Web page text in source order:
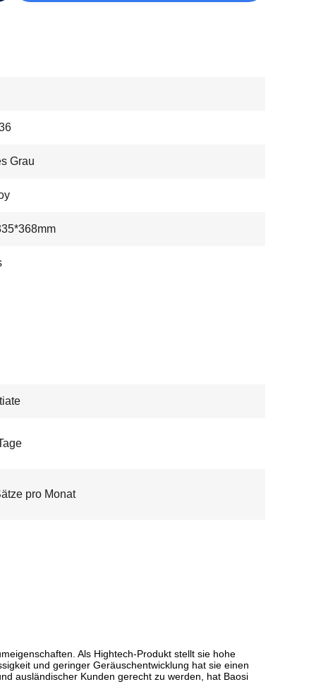
Grau
pro Monat
Als Hightech-Produkt stellt sie hohe
und geringer Geräuschentwicklung hat sie einen
ausländischer Kunden gerecht zu werden, hat Baosi